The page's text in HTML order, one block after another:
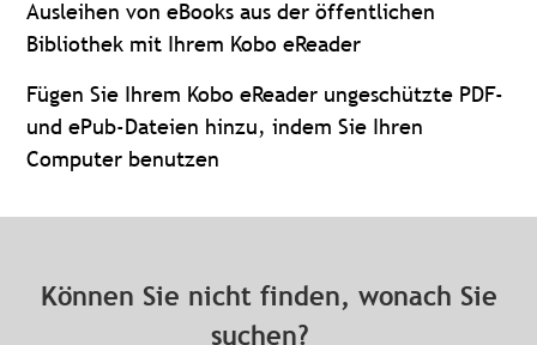
Ausleihen von eBooks aus der öffentlichen
Bibliothek mit Ihrem Kobo eReader
Fügen Sie Ihrem Kobo eReader ungeschützte PDF-
und ePub-Dateien hinzu, indem Sie Ihren
Computer benutzen
Können Sie nicht finden, wonach Sie
suchen?